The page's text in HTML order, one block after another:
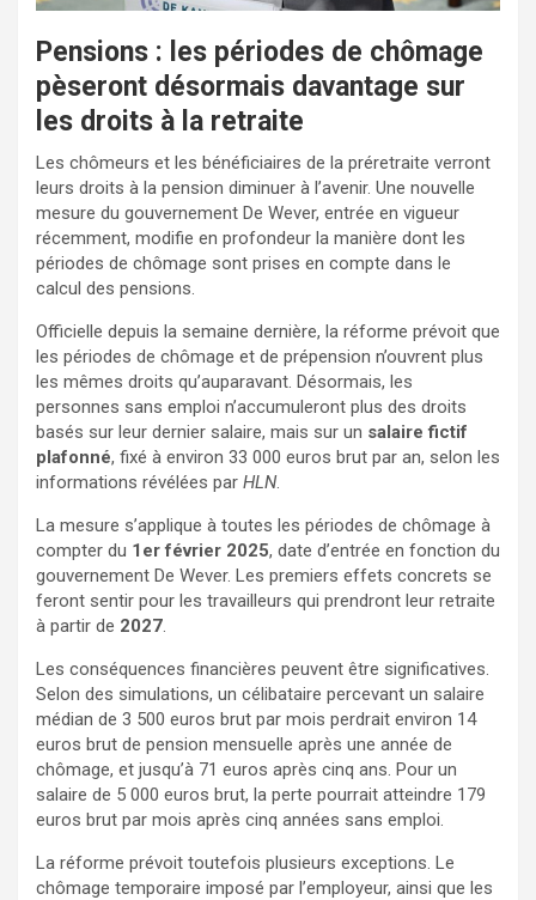
Pensions : les périodes de chômage
pèseront désormais davantage sur
les droits à la retraite
Les chômeurs et les bénéficiaires de la préretraite verront
leurs droits à la pension diminuer à l’avenir. Une nouvelle
mesure du gouvernement De Wever, entrée en vigueur
récemment, modifie en profondeur la manière dont les
périodes de chômage sont prises en compte dans le
calcul des pensions.
Officielle depuis la semaine dernière, la réforme prévoit que
les périodes de chômage et de prépension n’ouvrent plus
les mêmes droits qu’auparavant. Désormais, les
personnes sans emploi n’accumuleront plus des droits
basés sur leur dernier salaire, mais sur un salaire fictif
plafonné, fixé à environ 33 000 euros brut par an, selon les
informations révélées par HLN.
La mesure s’applique à toutes les périodes de chômage à
compter du 1er février 2025, date d’entrée en fonction du
gouvernement De Wever. Les premiers effets concrets se
feront sentir pour les travailleurs qui prendront leur retraite
à partir de 2027.
Les conséquences financières peuvent être significatives.
Selon des simulations, un célibataire percevant un salaire
médian de 3 500 euros brut par mois perdrait environ 14
euros brut de pension mensuelle après une année de
chômage, et jusqu’à 71 euros après cinq ans. Pour un
salaire de 5 000 euros brut, la perte pourrait atteindre 179
euros brut par mois après cinq années sans emploi.
La réforme prévoit toutefois plusieurs exceptions. Le
chômage temporaire imposé par l’employeur, ainsi que les